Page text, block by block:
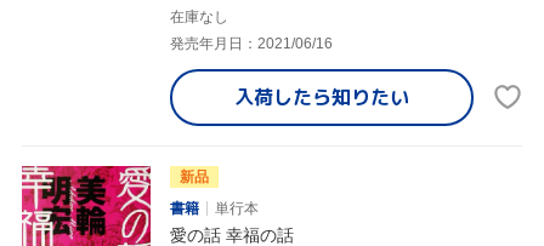
在庫なし
発売年月日：2021/06/16
入荷したら知りたい
新品
書籍
単行本
愛の話 幸福の話